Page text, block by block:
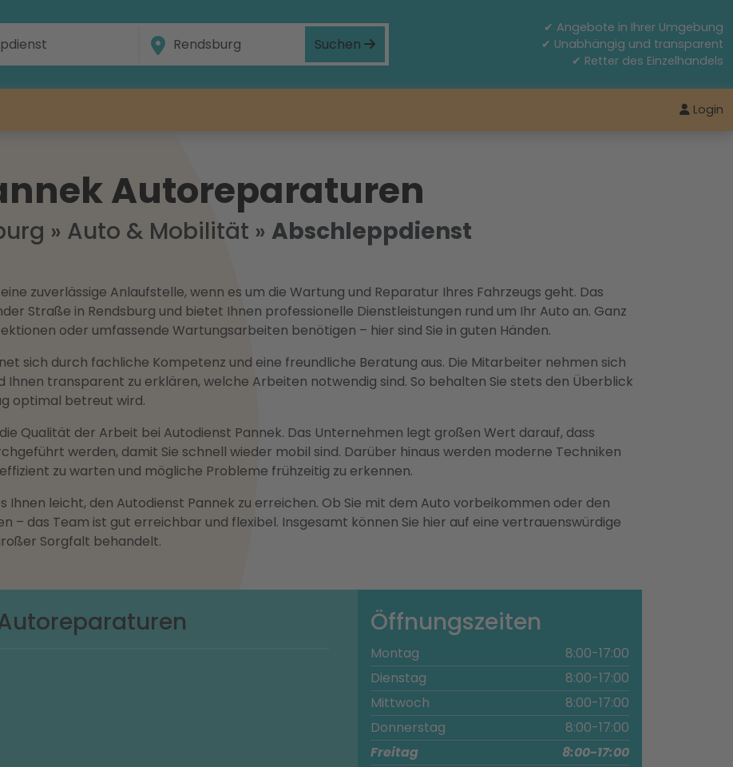
Suchen
✔ Angebote in Ihrer Umgebung
✔ Unabhängig und transparent
✔ Retter des Einzelhandels
Login
Autoreparaturen
» Auto & Mobilität » Abschleppdienst
zuverlässige Anlaufstelle, wenn es um die Wartung und Reparatur Ihres Fahrzeugs geht. Das
Straße in Rendsburg und bietet Ihnen professionelle Dienstleistungen rund um Ihr Auto an. Ganz
oder umfassende Wartungsarbeiten benötigen – hier sind Sie in guten Händen.
sich durch fachliche Kompetenz und eine freundliche Beratung aus. Die Mitarbeiter nehmen sich
Ihnen transparent zu erklären, welche Arbeiten notwendig sind. So behalten Sie stets den Überblick
optimal betreut wird.
Qualität der Arbeit bei Autodienst Pannek. Das Unternehmen legt großen Wert darauf, dass
werden, damit Sie schnell wieder mobil sind. Darüber hinaus werden moderne Techniken
zu warten und mögliche Probleme frühzeitig zu erkennen.
Ihnen leicht, den Autodienst Pannek zu erreichen. Ob Sie mit dem Auto vorbeikommen oder den
– das Team ist gut erreichbar und flexibel. Insgesamt können Sie hier auf eine vertrauenswürdige
Sorgfalt behandelt.
Öffnungszeiten
Montag
8:00-17:00
Dienstag
8:00-17:00
Mittwoch
8:00-17:00
Donnerstag
8:00-17:00
Freitag
8:00-17:00